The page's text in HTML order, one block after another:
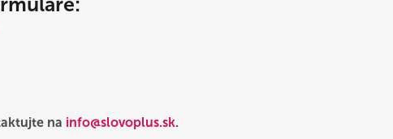
na info@slovoplus.sk.